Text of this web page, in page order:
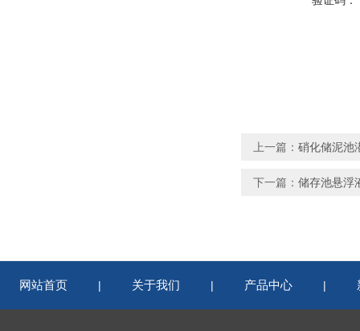
上一篇： 硝化储泥池
下一篇： 储存池悬浮
网站首页 | 关于我们 | 产品中心 |